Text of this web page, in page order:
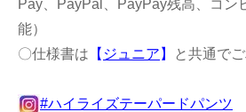
Pay、PayPal、PayPay残高、コン
能）
〇仕様書は 【 ジュニア 】 と共通で
#ハイライズテーパードパンツ